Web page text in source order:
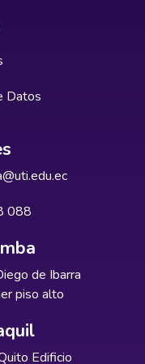
Datos
088
de Ibarra
piso alto
Edificio